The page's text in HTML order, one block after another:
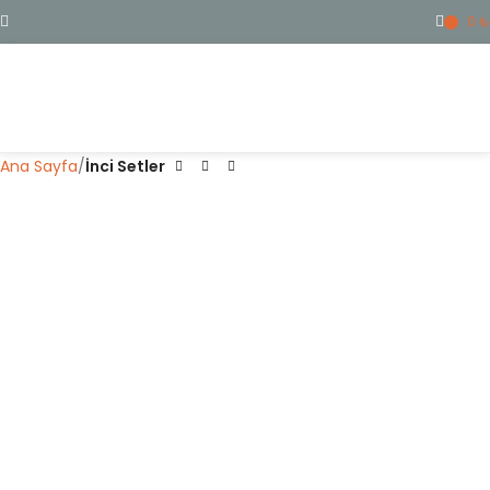
0 ₺
Ana Sayfa İnci Setler